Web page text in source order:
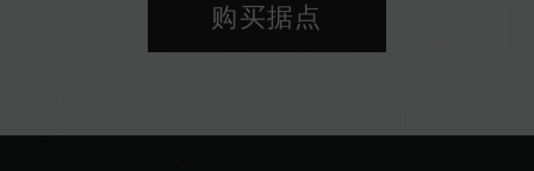
美国設計專利（证书号：US D1112206）
购买据点